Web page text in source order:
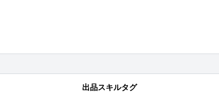
出品スキルタグ